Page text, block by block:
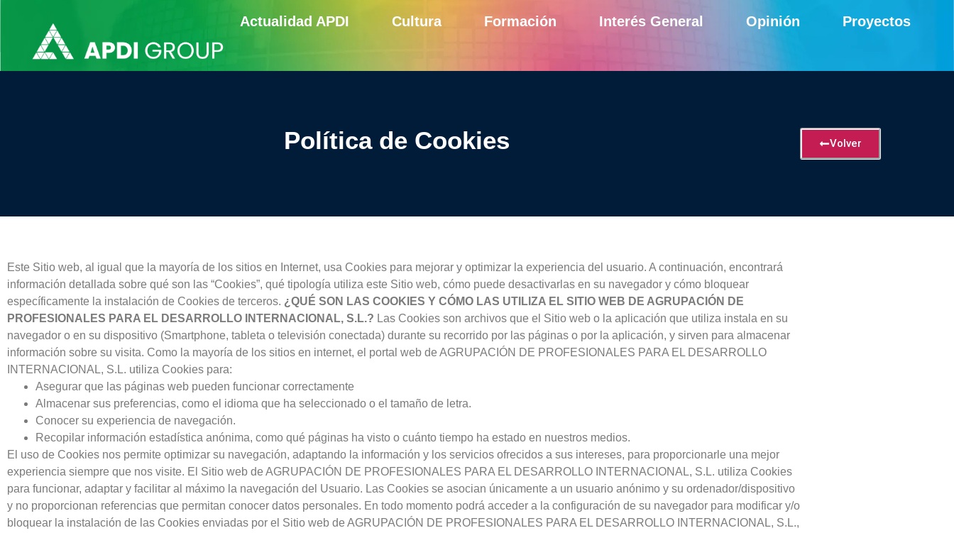
Actualidad APDI Cultura Formación Interés General Opinión Proyectos
Política de Cookies Volver
Este Sitio web, al igual que la mayoría de los sitios en Internet, usa Cookies para mejorar y optimizar la experiencia del usuario. A continuación, encontrará
información detallada sobre qué son las “Cookies”, qué tipología utiliza este Sitio web, cómo puede desactivarlas en su navegador y cómo bloquear
específicamente la instalación de Cookies de terceros. ¿QUÉ SON LAS COOKIES Y CÓMO LAS UTILIZA EL SITIO WEB DE AGRUPACIÓN DE
PROFESIONALES PARA EL DESARROLLO INTERNACIONAL, S.L.? Las Cookies son archivos que el Sitio web o la aplicación que utiliza instala en su
navegador o en su dispositivo (Smartphone, tableta o televisión conectada) durante su recorrido por las páginas o por la aplicación, y sirven para almacenar
información sobre su visita. Como la mayoría de los sitios en internet, el portal web de AGRUPACIÓN DE PROFESIONALES PARA EL DESARROLLO
INTERNACIONAL, S.L. utiliza Cookies para:
Asegurar que las páginas web pueden funcionar correctamente
Almacenar sus preferencias, como el idioma que ha seleccionado o el tamaño de letra.
Conocer su experiencia de navegación.
Recopilar información estadística anónima, como qué páginas ha visto o cuánto tiempo ha estado en nuestros medios.
El uso de Cookies nos permite optimizar su navegación, adaptando la información y los servicios ofrecidos a sus intereses, para proporcionarle una mejor
experiencia siempre que nos visite. El Sitio web de AGRUPACIÓN DE PROFESIONALES PARA EL DESARROLLO INTERNACIONAL, S.L. utiliza Cookies
para funcionar, adaptar y facilitar al máximo la navegación del Usuario. Las Cookies se asocian únicamente a un usuario anónimo y su ordenador/dispositivo
y no proporcionan referencias que permitan conocer datos personales. En todo momento podrá acceder a la configuración de su navegador para modificar y/o
bloquear la instalación de las Cookies enviadas por el Sitio web de AGRUPACIÓN DE PROFESIONALES PARA EL DESARROLLO INTERNACIONAL, S.L.,